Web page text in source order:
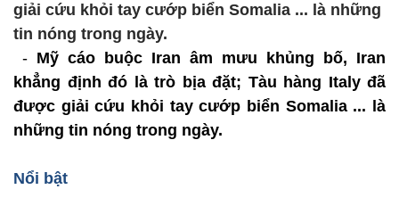
giải cứu khỏi tay cướp biển Somalia ... là những
tin nóng trong ngày.
- Mỹ cáo buộc Iran âm mưu khủng bố, Iran
khẳng định đó là trò bịa đặt; Tàu hàng Italy đã
được giải cứu khỏi tay cướp biển Somalia ... là
những tin nóng trong ngày.
Nổi bật